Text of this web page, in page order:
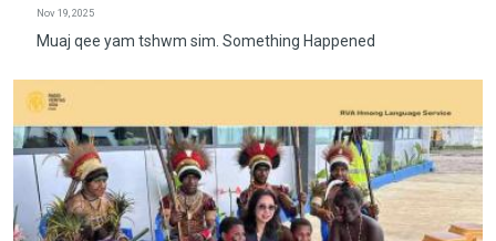
Nov 19, 2025
Muaj qee yam tshwm sim. Something Happened